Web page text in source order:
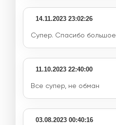
14.11.2023 23:02:26
Супер. Спасибо большое
11.10.2023 22:40:00
Все супер, не обман
03.08.2023 00:40:16